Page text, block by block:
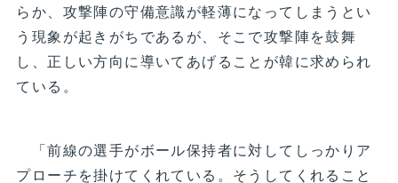
らか、攻撃陣の守備意識が軽薄になってしまうとい
う現象が起きがちであるが、そこで攻撃陣を鼓舞
し、正しい方向に導いてあげることが韓に求められ
ている。
「前線の選手がボール保持者に対してしっかりア
プローチを掛けてくれている。そうしてくれること